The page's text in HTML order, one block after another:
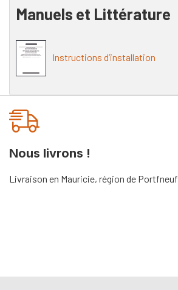
Manuels et Littérature
Instructions d’installation
Onglet
personnalisé
Nous livrons !
Livraison en Mauricie, région de Portfneuf